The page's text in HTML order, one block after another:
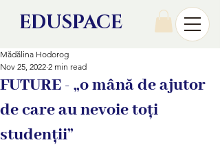
EDUSPACE
FUTURE - „o mână de ajutor
de care au nevoie toți
studenții”
Mădălina Hodorog
Nov 25, 2022 2 min read